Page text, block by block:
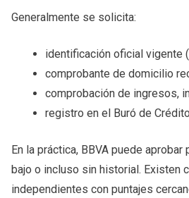
Generalmente se solicita:
identificación oficial vigente
comprobante de domicilio
comprobación de ingresos,
registro en el Buró de
En la práctica, BBVA puede
bajo o incluso sin historial. Existen
independientes con puntajes